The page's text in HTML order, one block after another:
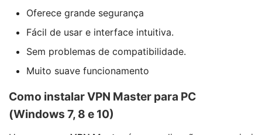
Oferece grande segurança
Fácil de usar e interface intuitiva.
Sem problemas de compatibilidade.
Muito suave funcionamento
Como instalar VPN Master para PC
(Windows 7, 8 e 10)